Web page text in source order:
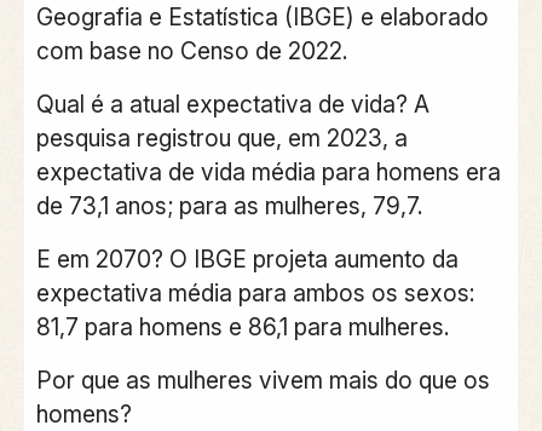
Geografia e Estatística (IBGE) e elaborado
com base no Censo de 2022.
Qual é a atual expectativa de vida? A
pesquisa registrou que, em 2023, a
expectativa de vida média para homens era
de 73,1 anos; para as mulheres, 79,7.
E em 2070? O IBGE projeta aumento da
expectativa média para ambos os sexos:
81,7 para homens e 86,1 para mulheres.
Por que as mulheres vivem mais do que os
homens?